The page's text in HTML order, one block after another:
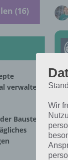
(16)
verwalten
Baustelle
Wir